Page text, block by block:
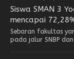
Siswa SMAN 3
mencapai
Sebaran fakultas
pada jalur SNBP dan